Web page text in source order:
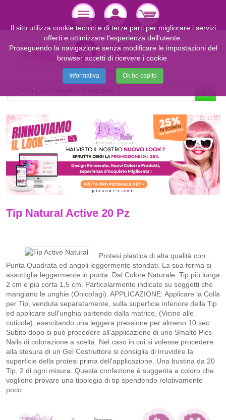
Tip Natural Active 20 Pz
Protesi plastica di alta qualità con
Punta Quadrata ed angoli leggermente stondati. La sua forma si
assottiglia leggermente in punta. Dal Colore Naturale. Tip più lunga
2 cm e più corta 1,5 cm. Particolarmente indicate su soggetti che
mangiano le unghie (Onicofagi). APPLICAZIONE: Applicare la Colla
per Tip, venduta separatamente, sulla superficie inferiore della Tip
ed applicare sull'unghia partendo dalla matrice, (Vicino alle
cuticole), esercitando una leggera pressione per almeno 10 sec.
Subito dopo si può procedere all'applicazione di uno Smalto Pics
Nails di colorazione a scelta. Nel caso in cui si volesse procedere
alla stesura di un Gel Costruttore si consiglia di irruvidire la
superficie della protesi prima dell'applicazione. Una bustina da 20
Tip, 2 di ogni misura. Questa confezione è suggerita a coloro che
vogliono provare una tipologia di tip spendendo relativamente
poco.
Il sito utilizza cookie tecnici e di terze parti per migliorare i servizi
offerti e ottimizzare l'esperienza dell'utente.
Proseguendo la navigazione senza modificare le impostazioni del
browser accetti di ricevere i cookie.
Informativa Ok ho capito